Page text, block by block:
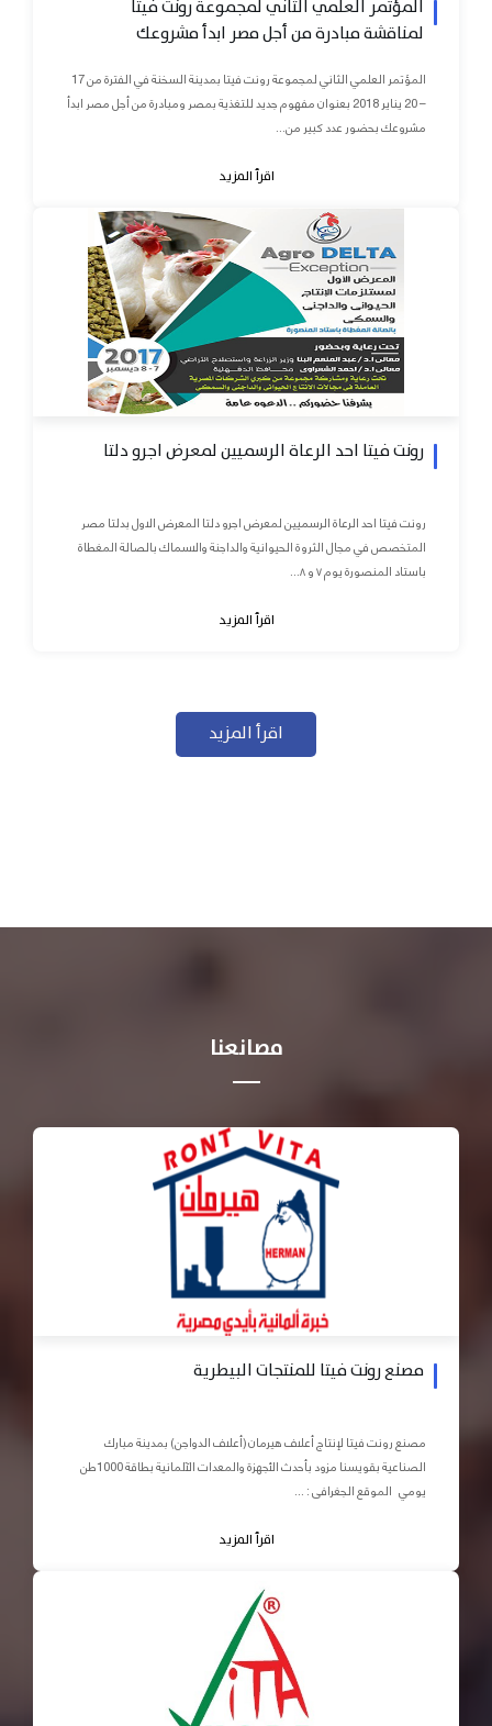
المؤتمر العلمي الثاني لمجموعة رونت فيتا
لمناقشة مبادرة من أجل مصر ابدأ مشروعك
المؤتمر العلمي الثاني لمجموعة رونت فيتا بمدينة السخنة في الفترة من 17
– 20 يناير 2018 بعنوان مفهوم جديد للتغذية بمصر ومبادرة من أجل مصر ابدأ
مشروعك بحضور عدد كبير من...
اقرأ المزيد
رونت فيتا احد الرعاة الرسميين لمعرض اجرو دلتا
رونت فيتا احد الرعاة الرسميين لمعرض اجرو دلتا المعرض الاول بدلتا مصر
المتخصص في مجال الثروة الحيوانية والداجنة والاسماك بالصالة المغطاة
باستاد المنصورة يوم ٧ و ٨...
اقرأ المزيد
اقرأ المزيد
مصانعنا
مصنع رونت فيتا للمنتجات البيطرية
مصنع رونت فيتا لإنتاج أعلاف هيرمان (أعلاف الدواجن) بمدينة مبارك
الصناعية بقويسنا مزود بأحدث الأجهزة والمعدات الآلمانية بطاقة 1000طن
يومي الموقع الجغرافى : ...
اقرأ المزيد